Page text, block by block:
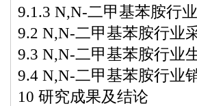
9.1.3 N,N-二甲基苯胺行
9.2 N,N-二甲基苯胺行业
9.3 N,N-二甲基苯胺行业
9.4 N,N-二甲基苯胺行业
10 研究成果及结论